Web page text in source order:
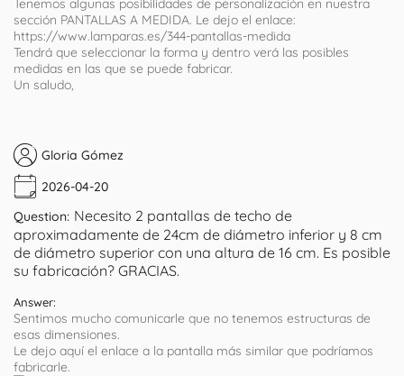
Tenemos algunas posibilidades de personalización en nuestra
sección PANTALLAS A MEDIDA. Le dejo el enlace:
https://www.lamparas.es/344-pantallas-medida
Tendrá que seleccionar la forma y dentro verá las posibles
medidas en las que se puede fabricar.
Un saludo,
Gloria Gómez
2026-04-20
Question: Necesito 2 pantallas de techo de
aproximadamente de 24cm de diámetro inferior y 8 cm
de diámetro superior con una altura de 16 cm. Es posible
su fabricación? GRACIAS.
Answer:
Sentimos mucho comunicarle que no tenemos estructuras de
esas dimensiones.
Le dejo aquí el enlace a la pantalla más similar que podríamos
fabricarle.